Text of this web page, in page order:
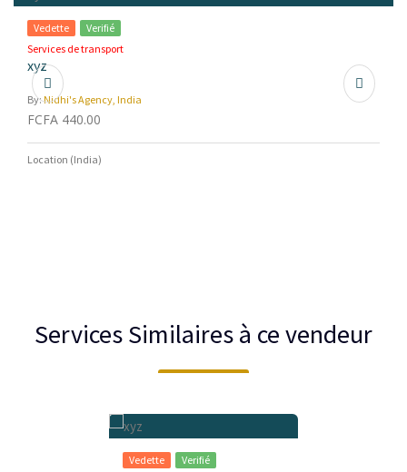
Vedette
Verifié
Services de transport
xyz
By:Nidhi's Agency, India
FCFA 440.00
Location (India)
Services Similaires à ce vendeur
Vedette
Verifié